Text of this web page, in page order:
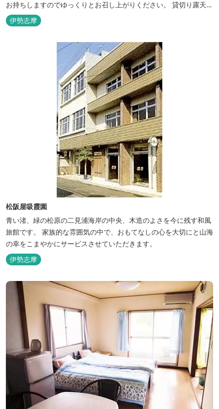
お持ちしますのでゆっくりとお召し上がりください。 貸切り露天風
呂完備、駅近、夫婦岩まで徒歩15分です。
伊勢志摩
松阪屋吸霞園
青い渚、緑の松原の二見浦海岸の中央、木造のよさを今に残す和風
旅館です。 家族的な雰囲気の中で、おもてなしの心を大切にと山海
の幸をこまやかにサービスさせていただきます。
伊勢志摩